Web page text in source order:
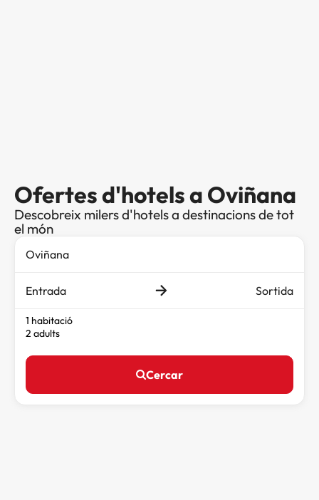
Ofertes d'hotels a Oviñana
Descobreix milers d'hotels a destinacions de tot
el món
Entrada Sortida
1 habitació
2 adults
Cercar